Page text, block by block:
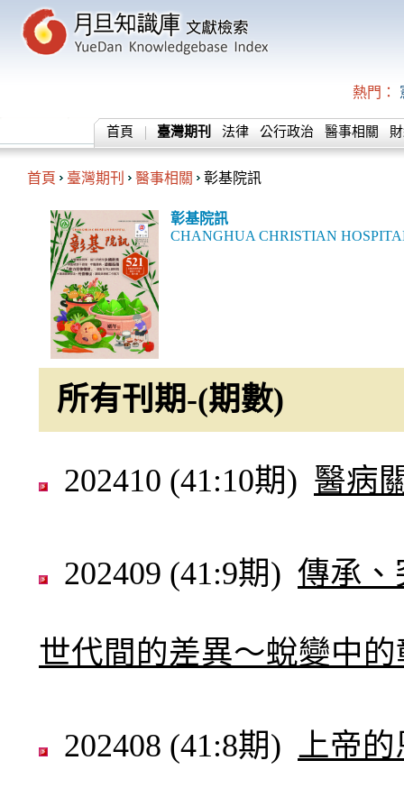
熱門：
首頁 臺灣期刊 法律 公行政治 醫事相關
首頁 臺灣期刊 醫事相關 彰基院訊
彰基院訊
CHANGHUA CHRISTIAN
所有刊期-(期數)
202410 (41:10期) 醫病
202409 (41:9期) 傳承、
世代間的差異～蛻變中
202408 (41:8期) 上帝